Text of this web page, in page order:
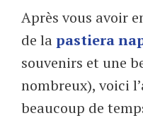
Après vous avoir
de lapastiera
souvenirs et une
nombreux), voici
beaucoup de